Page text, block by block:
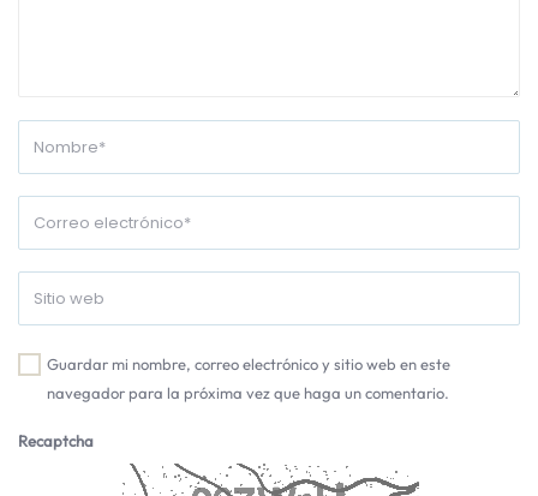
Guardar mi nombre, correo electrónico y sitio web en este
navegador para la próxima vez que haga un comentario.
Recaptcha